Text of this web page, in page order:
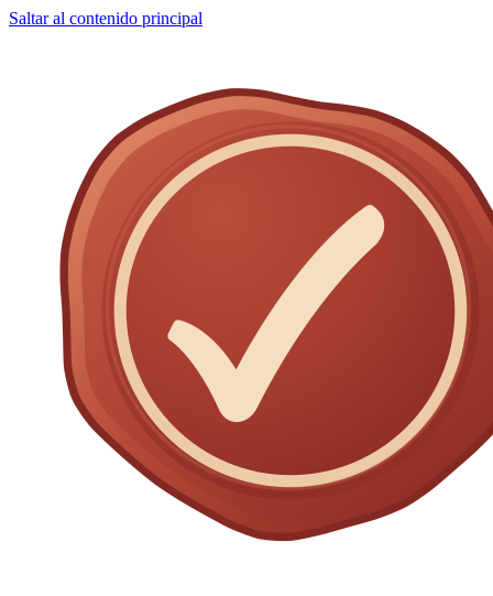
Saltar al contenido principal